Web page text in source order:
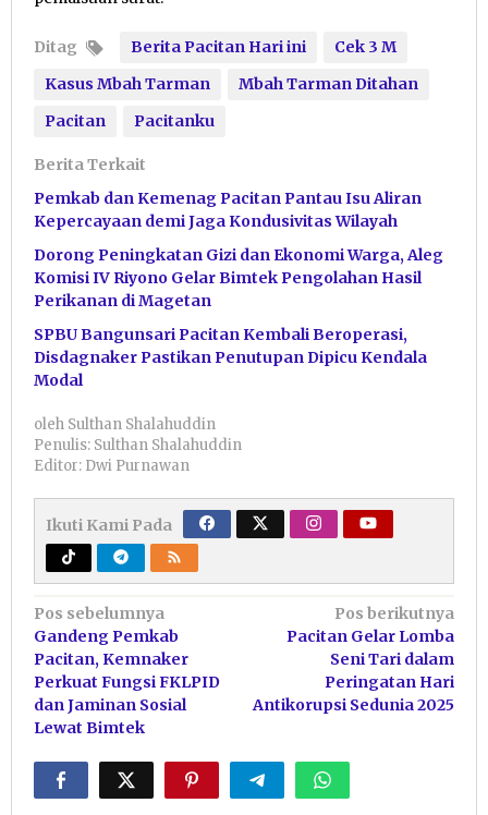
Ditag Berita Pacitan Hari ini
Cek 3 M
Kasus Mbah Tarman
Mbah Tarman Ditahan
Pacitan
Pacitanku
Berita Terkait
Pemkab dan Kemenag Pacitan Pantau Isu Aliran
Kepercayaan demi Jaga Kondusivitas Wilayah
Dorong Peningkatan Gizi dan Ekonomi Warga, Aleg
Komisi IV Riyono Gelar Bimtek Pengolahan Hasil
Perikanan di Magetan
SPBU Bangunsari Pacitan Kembali Beroperasi,
Disdagnaker Pastikan Penutupan Dipicu Kendala
Modal
oleh Sulthan Shalahuddin
Penulis: Sulthan Shalahuddin
Editor: Dwi Purnawan
Ikuti Kami Pada
Navigasi
pos
Pos sebelumnya
Gandeng Pemkab
Pacitan, Kemnaker
Perkuat Fungsi FKLPID
dan Jaminan Sosial
Lewat Bimtek
Pos berikutnya
Pacitan Gelar Lomba
Seni Tari dalam
Peringatan Hari
Antikorupsi Sedunia 2025